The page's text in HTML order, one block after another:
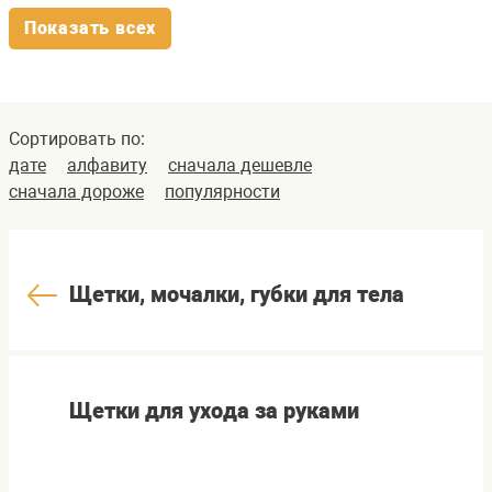
Показать всех
Сортировать по:
дате
алфавиту
сначала дешевле
сначала дороже
популярности
Щетки, мочалки, губки для тела
Щетки для ухода за руками